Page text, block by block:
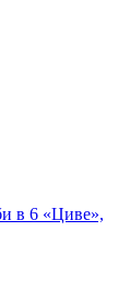
в 6 «Циве»,